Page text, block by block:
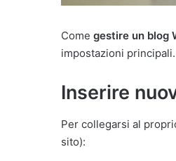
Come gestire un blog
impostazioni principali.
Inserire
Per collegarsi al
sito):